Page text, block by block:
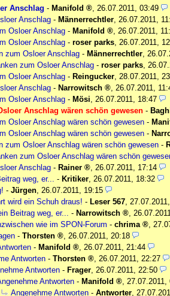
Anschlag - Manifold
26.07.2011, 03:49
Anschlag - Männerrechtler 26.07.2011,
Osloer Anschlag - Manifold
26.07.2011,
Osloer Anschlag - roser parks 26.07.2011,
zum Osloer Anschlag - Männerrechtler
zum Osloer Anschlag - roser parks
Osloer Anschlag - Reingucker 28.07.2011,
Anschlag - Narrowitsch
26.07.2011,
Osloer Anschlag - Mösi
26.07.2011, 18:47
Anschlag wären schön gewesen -
Osloer Anschlag wären schön gewesen -
Osloer Anschlag wären schön gewesen -
zum Osloer Anschlag wären schön gewesen -
zum Osloer Anschlag wären schön
Anschlag - Rainer
26.07.2011, 17:14
weg, er...
- Kritiker 26.07.2011, 18:32
- Jürgen 26.07.2011, 19:15
wird ein Schuh draus! - Leser 567
Beitrag weg, er...
- Narrowitsch
wie im SPON-Forum - chrima
- Thorsten
26.07.2011, 20:18
- Manifold
26.07.2011, 21:44
Antworten - Thorsten
26.07.2011, 22:27
Antworten - Frager 26.07.2011, 22:50
Antworten - Manifold
27.07.2011,
Angenehme Antworten - Antworter